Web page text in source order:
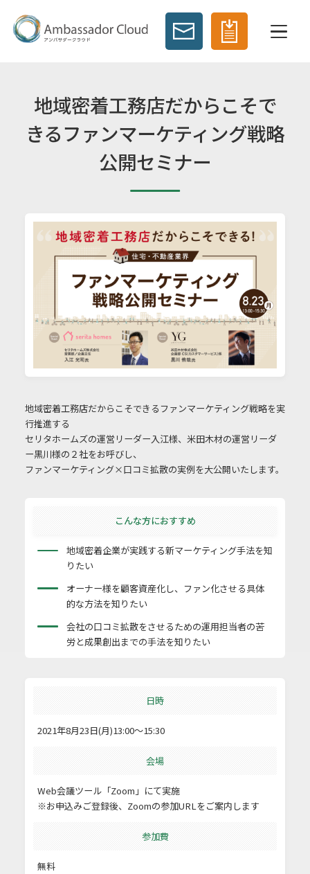
地域密着工務店だからこそで
きるファンマーケティング戦略
公開セミナー
地域密着工務店だからこそできるファンマーケティング戦略を実
行推進する
セリタホームズの運営リーダー入江様、米田木材の運営リーダ
ー黒川様の２社をお呼びし、
ファンマーケティング×口コミ拡散の実例を大公開いたします。
こんな方におすすめ
地域密着企業が実践する新マーケティング手法を知
りたい
オーナー様を顧客資産化し、ファン化させる具体
的な方法を知りたい
会社の口コミ拡散をさせるための運用担当者の苦
労と成果創出までの手法を知りたい
日時
2021年8月23日(月)13:00～15:30
会場
Web会議ツール「Zoom」にて実施
※お申込みご登録後、Zoomの参加URLをご案内します
参加費
無料